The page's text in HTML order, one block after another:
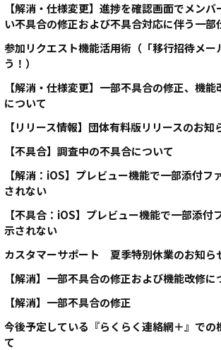
【解消・仕様変更】進捗を確認画面でメン
い不具合の修正および不具合対応に伴う一部
参加リクエスト機能活用術（「移行招待メー
う！）
【解消・仕様変更】一部不具合の修正、機
について
【リリース情報】団体有料版リリースのお知
【不具合】調査中の不具合について
【解消：iOS】プレビュー機能で一部添付フ
されない
【不具合：iOS】プレビュー機能で一部添付
示されない
カスタマーサポート 夏季特別休業のお知ら
【解消】一部不具合の修正および機能改修に
【解消】一部不具合の修正
今後予定している『らくらく連絡網＋』での
て